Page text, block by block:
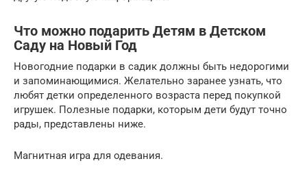
Что можно подарить Детям в Детском
Саду на Новый Год
Новогодние подарки в садик должны быть недорогими
и запоминающимися. Желательно заранее узнать, что
любят детки определенного возраста перед покупкой
игрушек. Полезные подарки, которым дети будут точно
рады, представлены ниже.
Магнитная игра для одевания.